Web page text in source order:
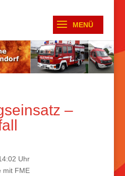
–
Uhr
mit FME